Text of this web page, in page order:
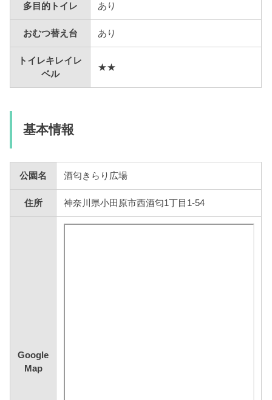
多目的トイレ あり
おむつ替え台 あり
トイレキレイレ
ベル
★★
基本情報
公園名 酒匂きらり広場
住所 神奈川県小田原市西酒匂1丁目1-54
Google
Map